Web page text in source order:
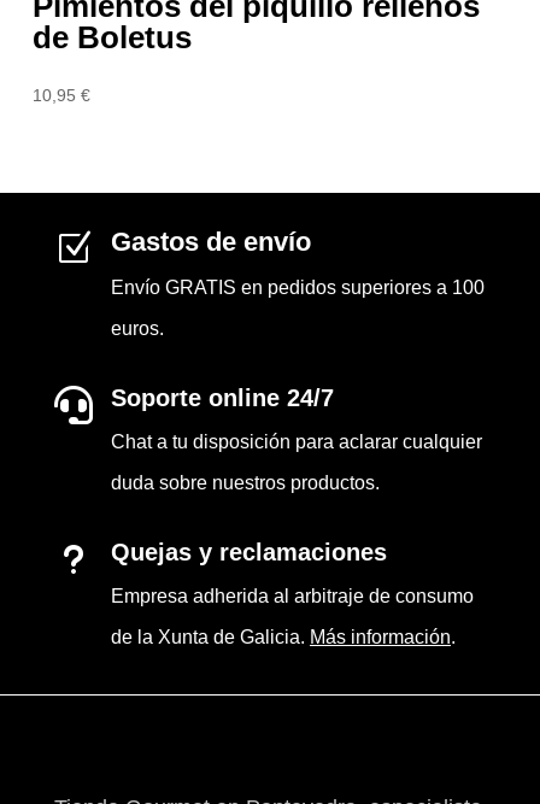
de Boletus
10,95€
Z Gastos de envío
Envío GRATIS en pedidos superiores a 100
euros.
 Soporte online 24/7
Chat a tu disposición para aclarar cualquier
duda sobre nuestros productos.
u Quejas y reclamaciones
Empresa adherida al arbitraje de consumo
de la Xunta de Galicia. Más información.